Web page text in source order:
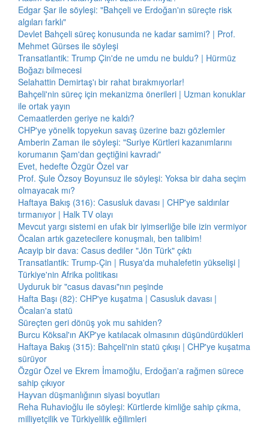
Edgar Şar ile söyleşi: "Bahçeli ve Erdoğan'ın süreçte risk
algıları farklı"
Devlet Bahçeli süreç konusunda ne kadar samimi? | Prof.
Mehmet Gürses ile söyleşi
Transatlantik: Trump Çin'de ne umdu ne buldu? | Hürmüz
Boğazı bilmecesi
Selahattin Demirtaş'ı bir rahat bırakmıyorlar!
Bahçeli'nin süreç için mekanizma önerileri | Uzman konuklar
ile ortak yayın
Cemaatlerden geriye ne kaldı?
CHP'ye yönelik topyekun savaş üzerine bazı gözlemler
Amberin Zaman ile söyleşi: "Suriye Kürtleri kazanımlarını
korumanın Şam'dan geçtiğini kavradı"
Evet, hedefte Özgür Özel var
Prof. Şule Özsoy Boyunsuz ile söyleşi: Yoksa bir daha seçim
olmayacak mı?
Haftaya Bakış (316): Casusluk davası | CHP'ye saldırılar
tırmanıyor | Halk TV olayı
Mevcut yargı sistemi en ufak bir iyimserliğe bile izin vermiyor
Öcalan artık gazetecilere konuşmalı, ben talibim!
Acayip bir dava: Casus dediler "Jön Türk" çıktı
Transatlantik: Trump-Çin | Rusya'da muhalefetin yükselişi |
Türkiye'nin Afrika politikası
Uyduruk bir "casus davası"nın peşinde
Hafta Başı (82): CHP'ye kuşatma | Casusluk davası |
Öcalan'a statü
Süreçten geri dönüş yok mu sahiden?
Burcu Köksal'ın AKP'ye katılacak olmasının düşündürdükleri
Haftaya Bakış (315): Bahçeli'nin statü çıkışı | CHP'ye kuşatma
sürüyor
Özgür Özel ve Ekrem İmamoğlu, Erdoğan'a rağmen sürece
sahip çıkıyor
Hayvan düşmanlığının siyasi boyutları
Reha Ruhavioğlu ile söyleşi: Kürtlerde kimliğe sahip çıkma,
milliyetçilik ve Türkiyelilik eğilimleri